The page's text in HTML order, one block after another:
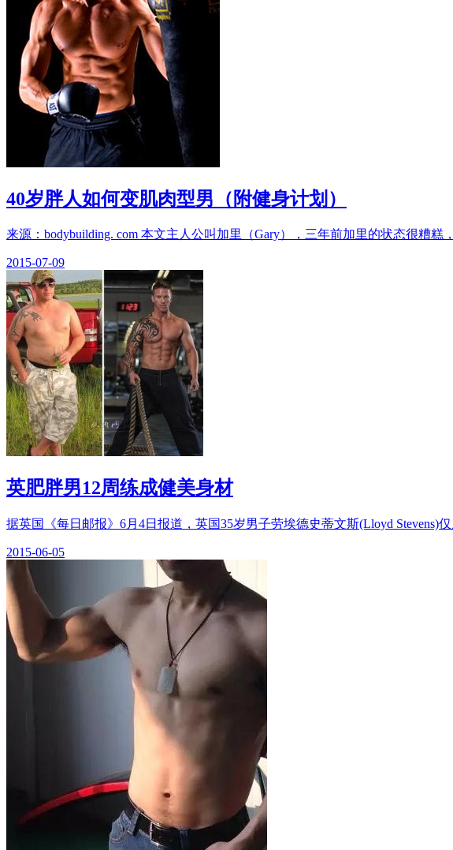
40岁胖人如何变肌肉型男（附健身计划）
来源：bodybuilding. com 本文主人公叫加里（Gary），三年前加里的状态很糟
2015-07-09
英肥胖男12周练成健美身材
据英国《每日邮报》6月4日报道，英国35岁男子劳埃德史蒂文斯(Lloyd
2015-06-05